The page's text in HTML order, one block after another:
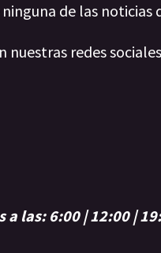
de las noticias
nuestras redes
a las: 6:00 | 12:00 |